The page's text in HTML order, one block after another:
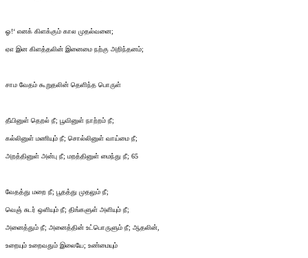
ஓ!‘ எனக் கிளக்கும் கால முதல்வனை;
ஏஎ இன கிளத்தலின் இனைமை நற்கு அறிந்தனம்;
சாம வேதம் கூறுதலின் தெளிந்த பொருள்
தீயினுள் தெறல் நீ; பூவினுள் நாற்றம் நீ;
கல்லினுள் மணியும் நீ; சொல்லினுள் வாய்மை நீ;
அறத்தினுள் அன்பு நீ; மறத்தினுள் மைந்து நீ; 65
வேதத்து மறை நீ; பூதத்து முதலும் நீ;
வெஞ் சுடர் ஒளியும் நீ; திங்களுள் அளியும் நீ;
அனைத்தும் நீ; அனைத்தின் உட்பொருளும் நீ; ஆதலின்,
உறையும் உறைவதும் இலையே; உண்மையும்